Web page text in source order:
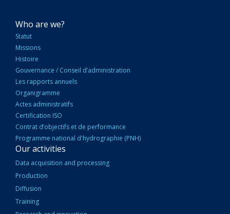
NAVIGATION
PRINCIPALE
Who are we?
Statut
Missions
Histoire
Gouvernance / Conseil d’administration
Les rapports annuels
Organigramme
Actes administratifs
Certification ISO
Contrat d’objectifs et de performance
Programme national d'hydrographie (PNH)
Our activities
Data acquisition and processing
Production
Diffusion
Training